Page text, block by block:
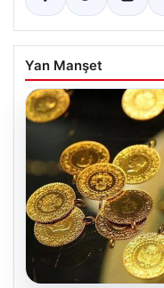
Yan Manşet